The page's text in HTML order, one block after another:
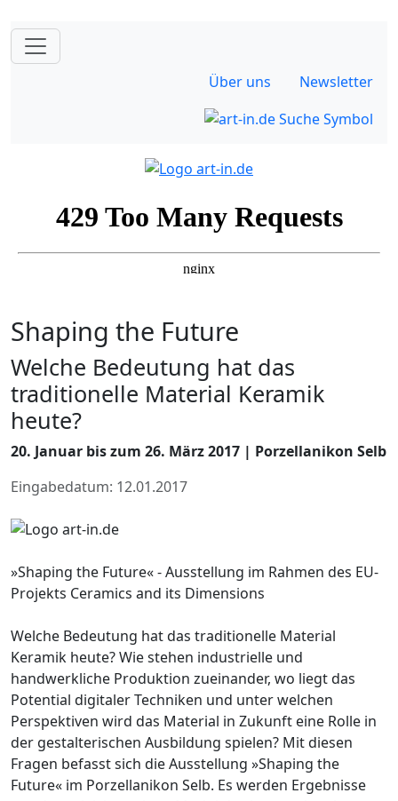
Über uns Newsletter
Shaping the Future
Welche Bedeutung hat das
traditionelle Material Keramik
heute?
20. Januar bis zum 26. März 2017 | Porzellanikon Selb
Eingabedatum: 12.01.2017
»Shaping the Future« - Ausstellung im Rahmen des EU-
Projekts Ceramics and its Dimensions
Welche Bedeutung hat das traditionelle Material
Keramik heute? Wie stehen industrielle und
handwerkliche Produktion zueinander, wo liegt das
Potential digitaler Techniken und unter welchen
Perspektiven wird das Material in Zukunft eine Rolle in
der gestalterischen Ausbildung spielen? Mit diesen
Fragen befasst sich die Ausstellung »Shaping the
Future« im Porzellanikon Selb. Es werden Ergebnisse